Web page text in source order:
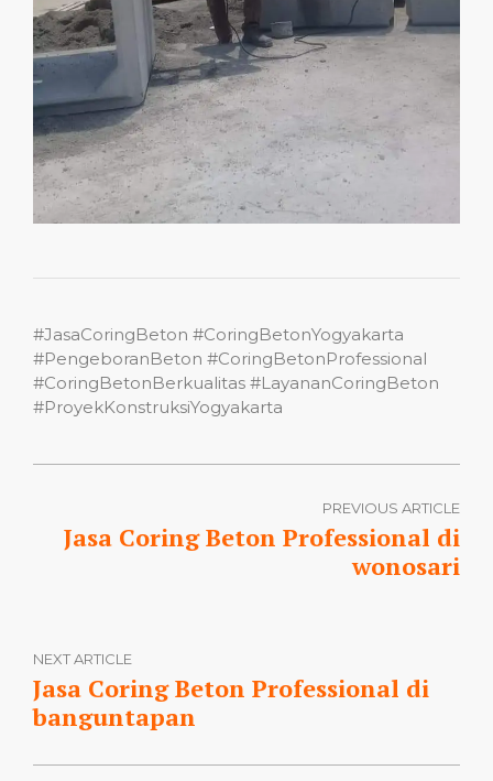
#JasaCoringBeton #CoringBetonYogyakarta
#PengeboranBeton #CoringBetonProfessional
#CoringBetonBerkualitas #LayananCoringBeton
#ProyekKonstruksiYogyakarta
PREVIOUS ARTICLE
Jasa Coring Beton Professional di
wonosari
NEXT ARTICLE
Jasa Coring Beton Professional di
banguntapan